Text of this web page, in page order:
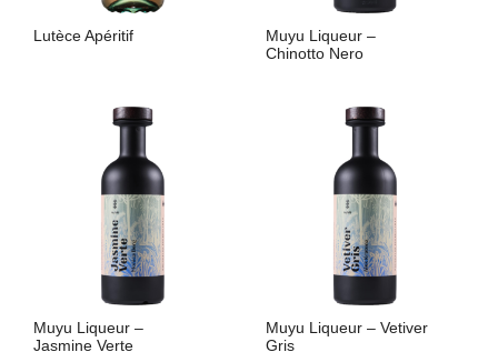
Lutèce Apéritif
Muyu Liqueur –
Chinotto Nero
LIRE LA SUITE
Muyu Liqueur –
Jasmine Verte
Muyu Liqueur – Vetiver
Gris